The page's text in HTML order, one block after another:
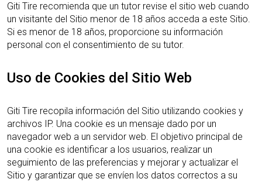
Giti Tire recomienda que un tutor revise el sitio web cuando
un visitante del Sitio menor de 18 años acceda a este Sitio.
Si es menor de 18 años, proporcione su información
personal con el consentimiento de su tutor.
Uso de Cookies del Sitio Web
Giti Tire recopila información del Sitio utilizando cookies y
archivos IP. Una cookie es un mensaje dado por un
navegador web a un servidor web. El objetivo principal de
una cookie es identificar a los usuarios, realizar un
seguimiento de las preferencias y mejorar y actualizar el
Sitio y garantizar que se envíen los datos correctos a su